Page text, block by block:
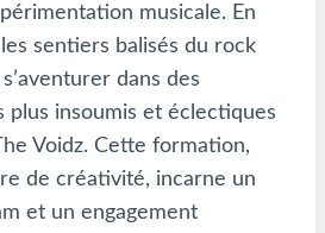
musicale. En
sentiers balisés du rock
dans des
plus insoumis et éclectiques
Voidz. Cette formation,
de créativité, incarne un
et un engagement